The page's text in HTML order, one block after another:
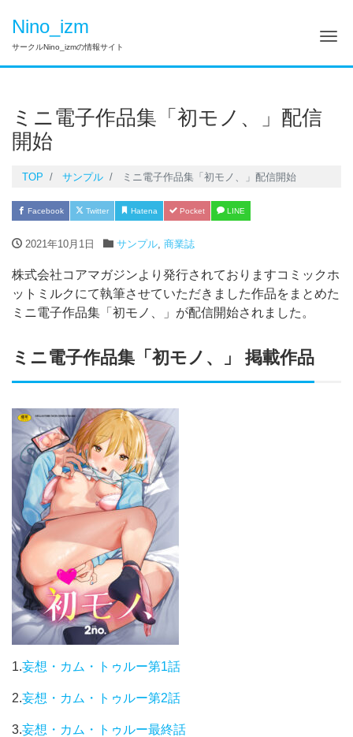
Nino_izm
サークルNino_izmの情報サイト
ミニ電子作品集「初モノ、」配信
開始
TOP サンプル ミニ電子作品集「初モノ、」配信開始
Facebook Twitter Hatena Pocket LINE
2021年10月1日 サンプル, 商業誌
株式会社コアマガジンより発行されておりますコミックホ
ットミルクにて執筆させていただきました作品をまとめた
ミニ電子作品集「初モノ、」が配信開始されました。
ミニ電子作品集「初モノ、」 掲載作品
1.妄想・カム・トゥルー第1話
2.妄想・カム・トゥルー第2話
3.妄想・カム・トゥルー最終話